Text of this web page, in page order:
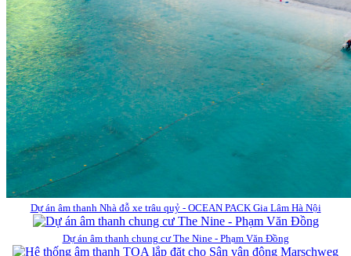
Dự án âm thanh Nhà đỗ xe trâu quỷ - OCEAN PACK Gia Lâm Hà Nội
Dự án âm thanh chung cư The Nine - Phạm Văn Đồng